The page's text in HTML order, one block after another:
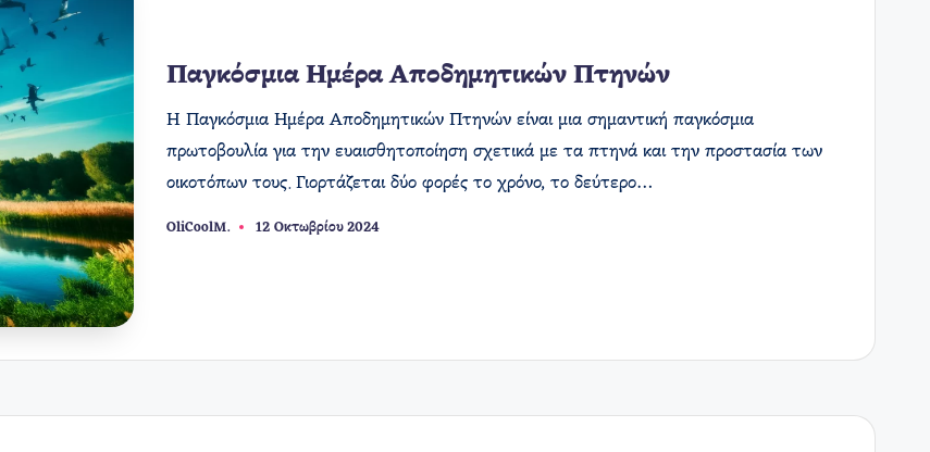
Παγκόσμια Ημέρα Αποδημητικών Πτηνών
Η Παγκόσμια Ημέρα Αποδημητικών Πτηνών είναι μια σημαντική παγκόσμια
πρωτοβουλία για την ευαισθητοποίηση σχετικά με τα πτηνά και την προστασία των
οικοτόπων τους. Γιορτάζεται δύο φορές το χρόνο, το δεύτερο…
Συγγραφέας:
OliCoolM. 12 Οκτωβρίου 2024